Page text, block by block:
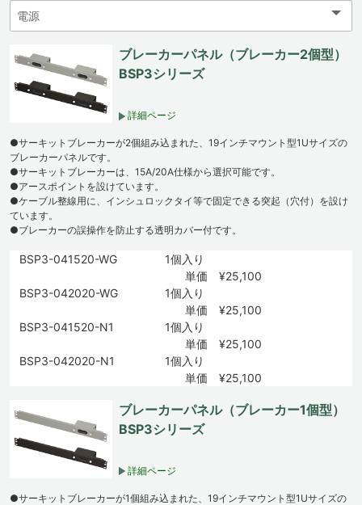
ブレーカーパネル（ブレーカー2個型）
BSP3シリーズ
詳細ページ
●サーキットブレーカーが2個組み込まれた、19インチマウント型1Uサイズの
ブレーカーパネルです。
●サーキットブレーカーは、15A/20A仕様から選択可能です。
●アースポイントを設けています。
●ケーブル整線用に、インシュロックタイ等で固定できる突起（穴付）を設け
ています。
●ブレーカーの誤操作を防止する透明カバー付です。
BSP3-041520-WG
1個入り
単価 ¥25,100
BSP3-042020-WG
1個入り
単価 ¥25,100
BSP3-041520-N1
1個入り
単価 ¥25,100
BSP3-042020-N1
1個入り
単価 ¥25,100
ブレーカーパネル（ブレーカー1個型）
BSP3シリーズ
詳細ページ
●サーキットブレーカーが1個組み込まれた、19インチマウント型1Uサイズの